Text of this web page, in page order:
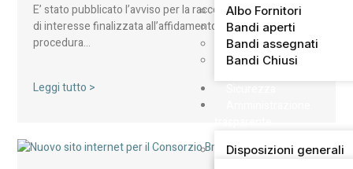
Albo Fornitori
Bandi aperti
Bandi assegnati
Bandi Chiusi
Disposizioni generali
E’ stato pubblicato l’avviso per la raccolta di manifestazioni
di interesse finalizzata all’affidamento, mediante
procedura…
Leggi tutto >